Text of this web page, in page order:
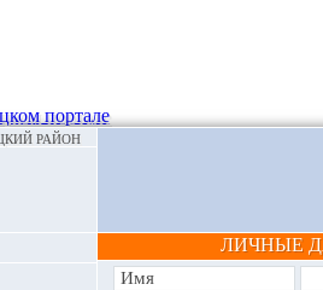
РАЙОН
ЛИЧНЫЕ